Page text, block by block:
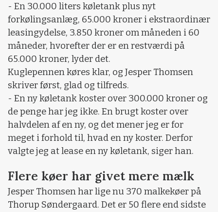
- En 30.000 liters køletank plus nyt
forkølingsanlæg, 65.000 kroner i ekstraordinær
leasingydelse, 3.850 kroner om måneden i 60
måneder, hvorefter der er en restværdi på
65.000 kroner, lyder det.
Kuglepennen køres klar, og Jesper Thomsen
skriver først, glad og tilfreds.
- En ny køletank koster over 300.000 kroner og
de penge har jeg ikke. En brugt koster over
halvdelen af en ny, og det mener jeg er for
meget i forhold til, hvad en ny koster. Derfor
valgte jeg at lease en ny køletank, siger han.
Flere køer har givet mere mælk
Jesper Thomsen har lige nu 370 malkekøer på
Thorup Søndergaard. Det er 50 flere end sidste